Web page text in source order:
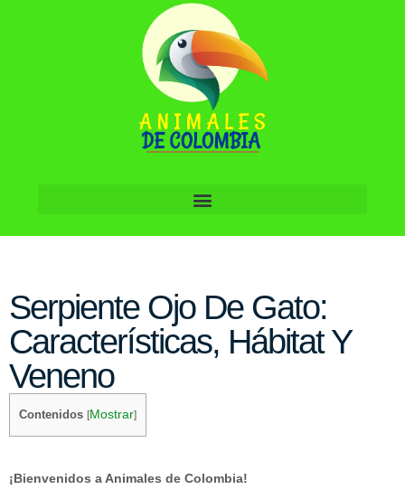
Serpiente Ojo De Gato:
Características, Hábitat Y
Veneno
Contenidos [Mostrar]
¡Bienvenidos a Animales de Colombia!